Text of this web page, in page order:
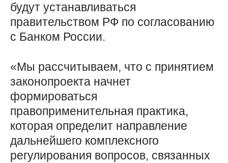
будут устанавливаться
правительством РФ по согласованию
с Банком России.
«Мы рассчитываем, что с принятием
законопроекта начнет
формироваться
правоприменительная практика,
которая определит направление
дальнейшего комплексного
регулирования вопросов, связанных